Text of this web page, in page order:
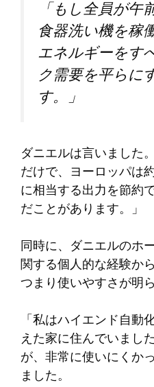
「もし全員が午
食器洗い機を稼
エネルギーをす
ク需要を平らに
す。」
ダニエルは言いました
だけで、ヨーロッパは
に相当する出力を節約
だことがあります。」
同時に、ダニエルのホ
関する個人的な経験か
つまり使いやすさが明
「私はハイエンド自動
えた家に住んでいまし
が、非常に使いにくか
ました。